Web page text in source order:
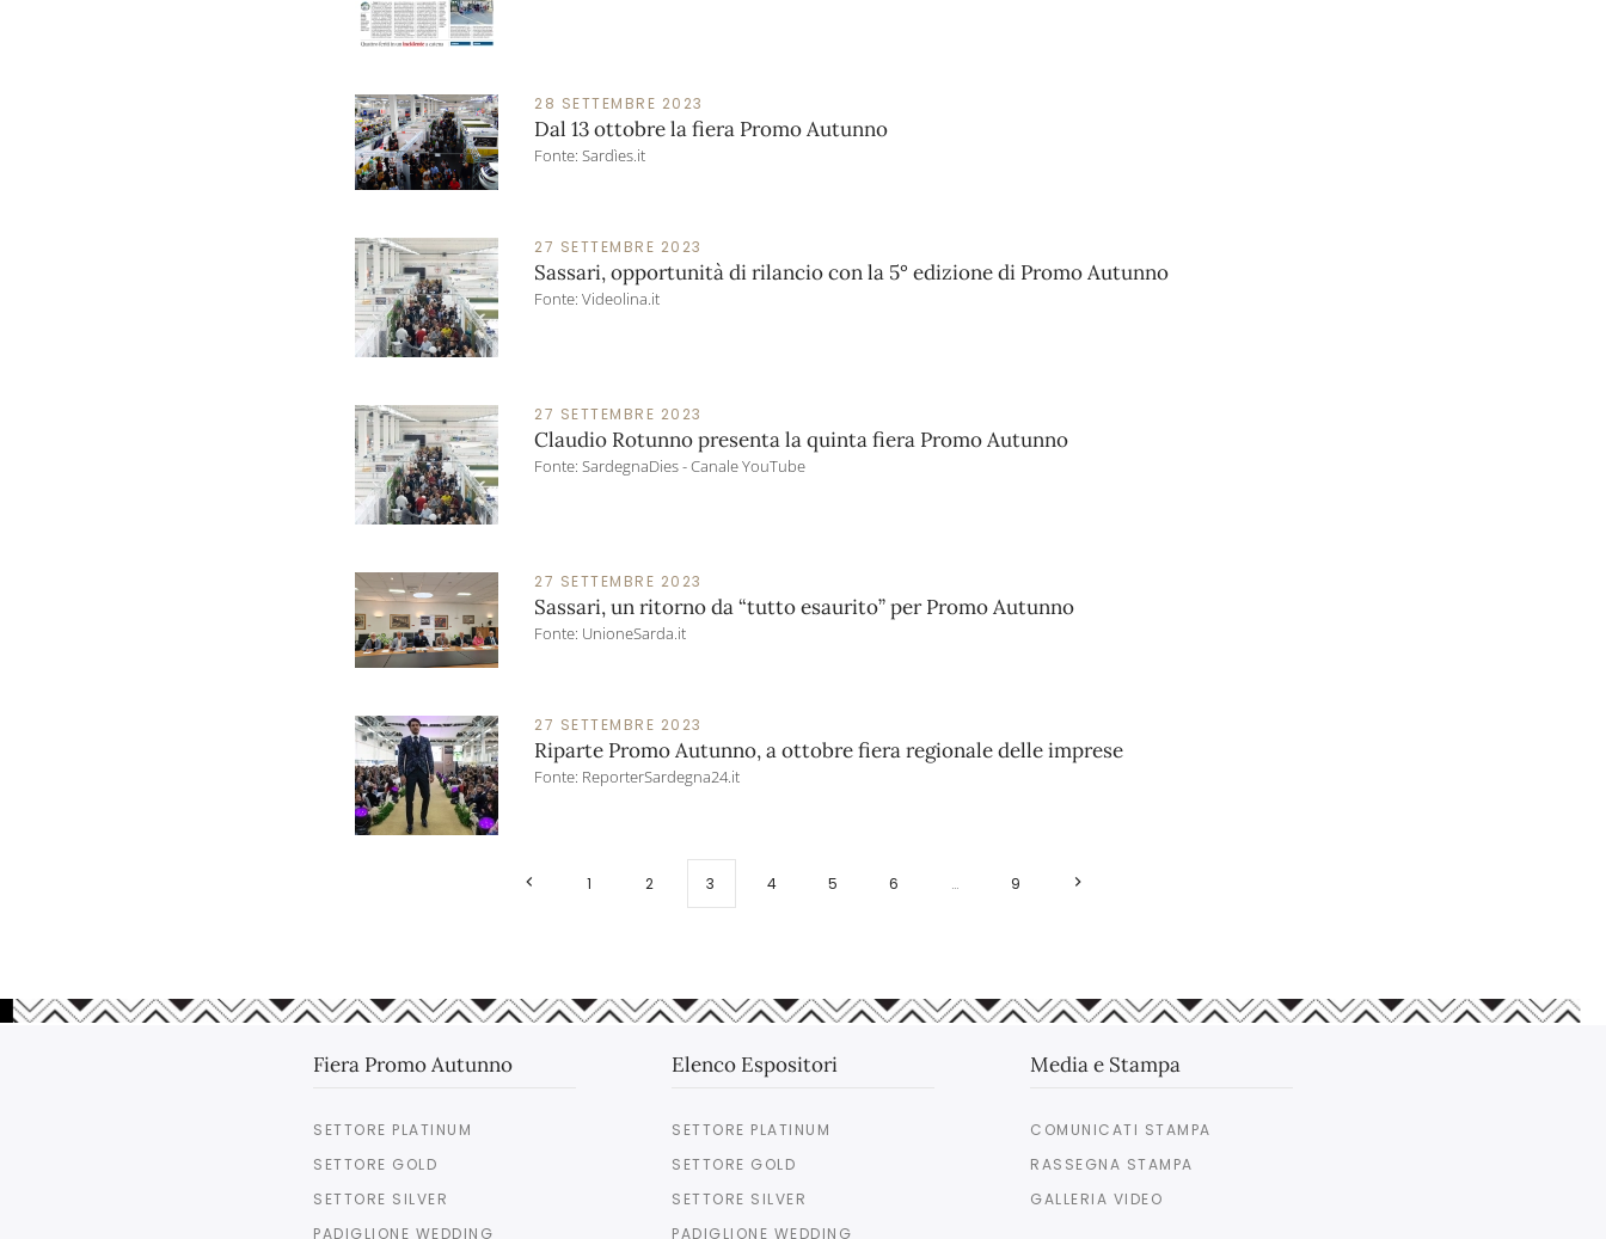
28 SETTEMBRE 2023
Dal 13 ottobre la fiera Promo Autunno
Fonte: Sardìes.it
27 SETTEMBRE 2023
Sassari, opportunità di rilancio con la 5° edizione di Promo Autunno
Fonte: Videolina.it
27 SETTEMBRE 2023
Claudio Rotunno presenta la quinta fiera Promo Autunno
Fonte: SardegnaDies - Canale YouTube
27 SETTEMBRE 2023
Sassari, un ritorno da “tutto esaurito” per Promo Autunno
Fonte: UnioneSarda.it
27 SETTEMBRE 2023
Riparte Promo Autunno, a ottobre fiera regionale delle imprese
Fonte: ReporterSardegna24.it
1 2 3 4 5 6 … 9
Fiera Promo Autunno
SETTORE PLATINUM
SETTORE GOLD
SETTORE SILVER
PADIGLIONE WEDDING
Elenco Espositori
SETTORE PLATINUM
SETTORE GOLD
SETTORE SILVER
PADIGLIONE WEDDING
Media e Stampa
COMUNICATI STAMPA
RASSEGNA STAMPA
GALLERIA VIDEO